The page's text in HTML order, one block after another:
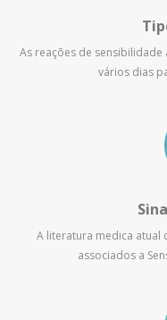
As reações de
vários dias
A literatura medica atual
associados a